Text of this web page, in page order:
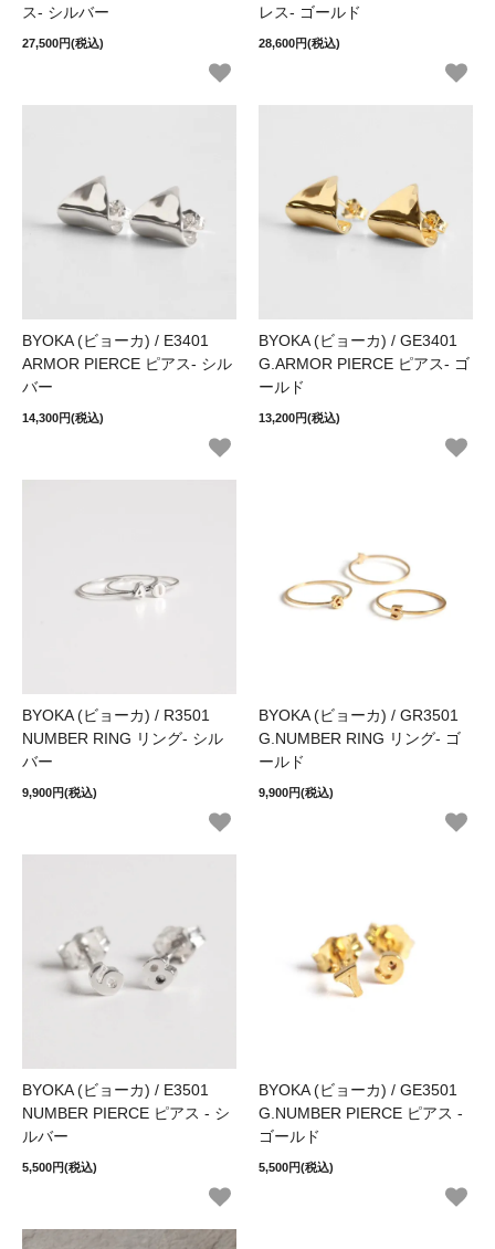
ス- シルバー
27,500円(税込)
レス- ゴールド
28,600円(税込)
BYOKA (ビョーカ) / E3401
ARMOR PIERCE ピアス- シル
バー
14,300円(税込)
BYOKA (ビョーカ) / GE3401
G.ARMOR PIERCE ピアス- ゴ
ールド
13,200円(税込)
BYOKA (ビョーカ) / R3501
NUMBER RING リング- シル
バー
9,900円(税込)
BYOKA (ビョーカ) / GR3501
G.NUMBER RING リング- ゴ
ールド
9,900円(税込)
BYOKA (ビョーカ) / E3501
NUMBER PIERCE ピアス - シ
ルバー
5,500円(税込)
BYOKA (ビョーカ) / GE3501
G.NUMBER PIERCE ピアス -
ゴールド
5,500円(税込)